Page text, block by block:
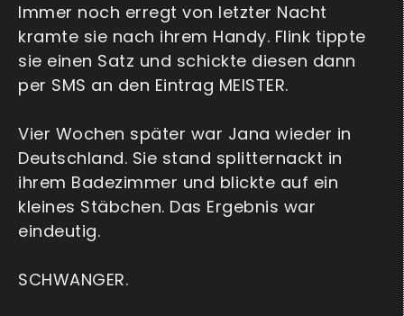
Immer noch erregt von letzter Nacht
kramte sie nach ihrem Handy. Flink tippte
sie einen Satz und schickte diesen dann
per SMS an den Eintrag MEISTER.
Vier Wochen später war Jana wieder in
Deutschland. Sie stand splitternackt in
ihrem Badezimmer und blickte auf ein
kleines Stäbchen. Das Ergebnis war
eindeutig.
SCHWANGER.